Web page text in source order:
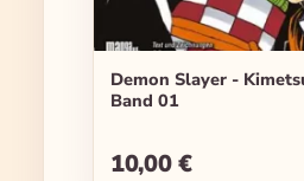
Demon Slayer -
Band 01
Regulärer Preis:
10,00 €